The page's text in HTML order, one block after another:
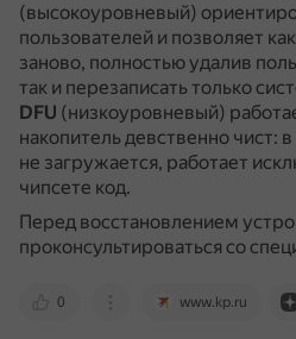
(высокоуровневый)
пользователей и позволяет
заново, полностью удалив
так и перезаписать только
DFU (низкоуровневый)
накопитель девственно чист:
не загружается, работает
чипсете код.
Перед восстановлением
проконсультироваться со
0 www.kp.ru